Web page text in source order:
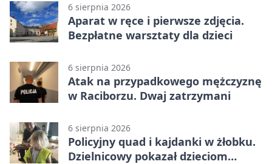
6 sierpnia 2026
Aparat w ręce i pierwsze zdjęcia.
Bezpłatne warsztaty dla dzieci
6 sierpnia 2026
Atak na przypadkowego mężczyznę
w Raciborzu. Dwaj zatrzymani
6 sierpnia 2026
Policyjny quad i kajdanki w żłobku.
Dzielnicowy pokazał dzieciom